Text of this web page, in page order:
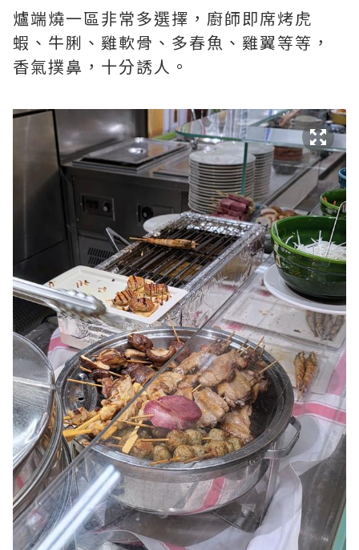
爐端燒一區非常多選擇，廚師即席烤虎
蝦、牛脷、雞軟骨、多春魚、雞翼等等，
香氣撲鼻，十分誘人。